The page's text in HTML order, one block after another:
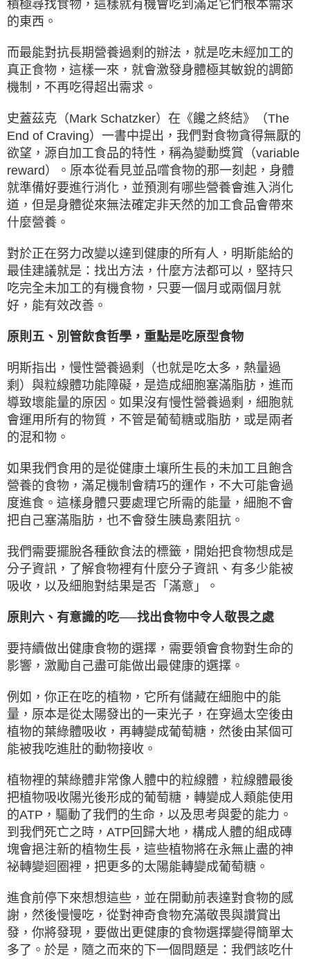
積極尋找食物，這樣就有機會吃到滿足它們根本需求
的東西。
而最能對抗長期營養過剩的辦法，就是吃未經加工的
真正食物，這樣一來，就會激發身體極其敏銳的調節
機制，不再吃得超出需求。
史蓋茲克（Mark Schatzker）在《饞之終結》（The
End of Craving）一書中提出，我們對食物貪得無厭的
欲望，源自加工食品的特性，稱為變動獎賞（variable
reward）。原本從看見並品嚐食物的那一刻起，身體
就準備好要進行消化，並預測有哪些營養會進入消化
道，但是身體從來無法確定非天然的加工食品會帶來
什麼營養。
對於正在努力改變以達到健康的所有人，明斯能給的
最佳建議就是：找出方法，什麼方法都可以，堅持只
吃完全未加工的有機食物，只要一個月或兩個月就
好，能有效改善。
原則五、別管飲食哲學，重點是吃原型食物
明斯指出，慢性營養過剩（也就是吃太多，熱量過
剩）與粒線體功能障礙，是造成細胞塞滿脂肪，進而
導致壞能量的原因。如果沒有慢性營養過剩，細胞就
會運用所有的物質，不管是葡萄糖或脂肪，或是兩者
的混和物。
如果我們食用的是從健康土壤所生長的未加工且飽含
營養的食物，滿足機制會精巧的運作，不大可能會過
度進食。這樣身體只要處理它所需的能量，細胞不會
把自己塞滿脂肪，也不會發生胰島素阻抗。
我們需要擺脫各種飲食法的標籤，開始把食物想成是
分子資訊，了解食物裡有什麼分子資訊、有多少能被
吸收，以及細胞對結果是否「滿意」。
原則六、有意識的吃──找出食物中令人敬畏之處
要持續做出健康食物的選擇，需要領會食物對生命的
影響，激勵自己盡可能做出最健康的選擇。
例如，你正在吃的植物，它所有儲藏在細胞中的能
量，原本是從太陽發出的一束光子，在穿過太空後由
植物的葉綠體吸收，再轉變成葡萄糖，然後由某個可
能被我吃進肚的動物接收。
植物裡的葉綠體非常像人體中的粒線體，粒線體最後
把植物吸收陽光後形成的葡萄糖，轉變成人類能使用
的ATP，驅動了我們的生命，以及思考與愛的能力。
到我們死亡之時，ATP回歸大地，構成人體的組成磚
塊會挹注新的植物生長，這些植物將在永無止盡的神
祕轉變迴圈裡，把更多的太陽能轉變成葡萄糖。
進食前停下來想想這些，並在開動前表達對食物的感
謝，然後慢慢吃，從對神奇食物充滿敬畏與讚賞出
發，你將發現，要做出更健康的食物選擇變得簡單太
多了。於是，隨之而來的下一個問題是：我們該吃什